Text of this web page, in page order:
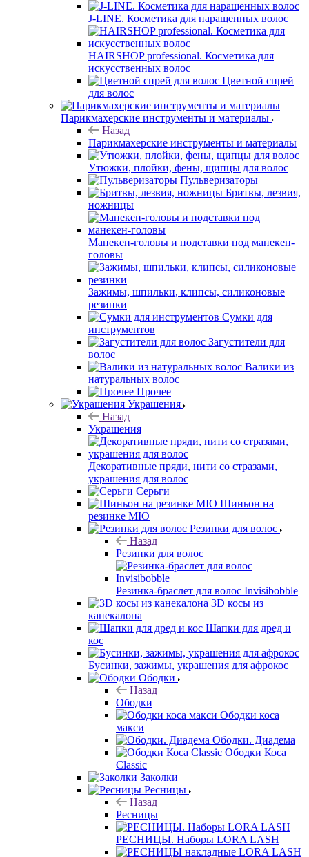
J-LINE. Косметика для наращенных волос
HAIRSHOP professional. Косметика для
искусственных волос
Цветной спрей
для волос
Парикмахерские инструменты и материалы
Назад
Парикмахерские инструменты и материалы
Утюжки, плойки, фены, щипцы для волос
Пульверизаторы
Бритвы, лезвия,
ножницы
Манекен-головы и подставки под манекен-
головы
Зажимы, шпильки, клипсы, силиконовые
резинки
Сумки для
инструментов
Загустители для
волос
Валики из
натуральных волос
Прочее
Украшения
Назад
Украшения
Декоративные пряди, нити со стразами,
украшения для волос
Серьги
Шиньон на
резинке MIO
Резинки для волос
Назад
Резинки для волос
Резинка-браслет для волос Invisibobble
3D косы из
канекалона
Шапки для дред и
кос
Бусинки, зажимы, украшения для афрокос
Ободки
Назад
Ободки
Ободки коса
макси
Ободки. Диадема
Ободки Коса
Classic
Заколки
Ресницы
Назад
Ресницы
РЕСНИЦЫ. Наборы LORA LASH